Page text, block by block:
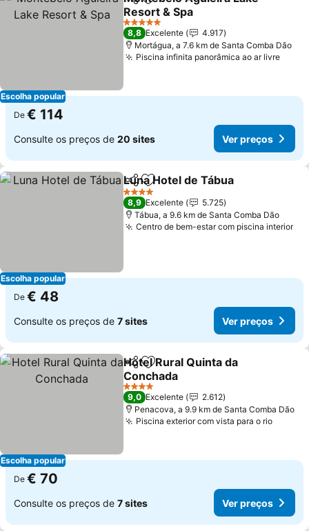
Escolha popular
PartilharAdicionar aos favoritos
Resort & Spa
5 Estrelas
8,8 Excelente
4.917
Mortágua, a 7.6 km de Santa Comba Dão
Piscina infinita panorâmica ao ar livre
De € 114
Consulte os preços de 20 sites Ver preços
Escolha popular
PartilharAdicionar aos favoritos
Luna Hotel de Tábua
4 Estrelas
8,9 Excelente
5.725
Tábua, a 9.6 km de Santa Comba Dão
Centro de bem-estar com piscina interior
De € 48
Consulte os preços de 7 sites Ver preços
Escolha popular
PartilharAdicionar aos favoritos
Hotel Rural Quinta da
Conchada
4 Estrelas
9,0 Excelente
2.612
Penacova, a 9.9 km de Santa Comba Dão
Piscina exterior com vista para o rio
De € 70
Consulte os preços de 7 sites Ver preços